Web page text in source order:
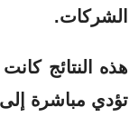
الشركات.
هذه النتائج
تؤدي مباشرة إلى